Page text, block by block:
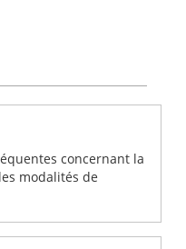
concernant la
modalités de